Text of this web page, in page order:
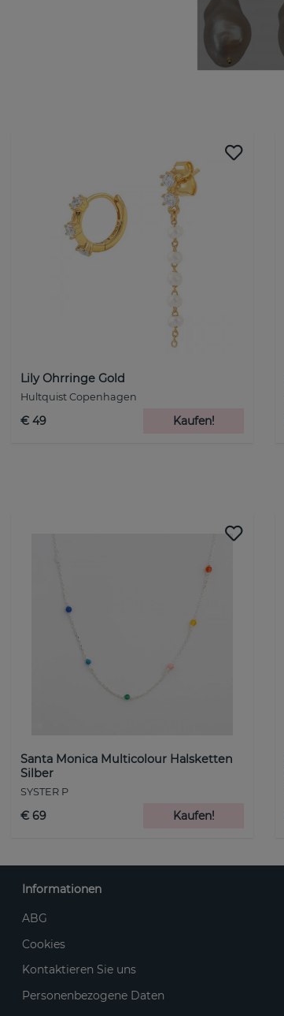
Lily Ohrringe Gold
Hultquist Copenhagen
€ 49 Kaufen!
Santa Monica Multicolour Halsketten
Silber
SYSTER P
€ 69 Kaufen!
Informationen
ABG
Cookies
Kontaktieren Sie uns
Personenbezogene Daten